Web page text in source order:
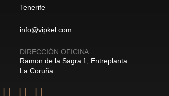
Tenerife
info@vipkel.com
DIRECCIÓN OFICINA:
Ramon de la Sagra 1, Entreplanta
La Coruña.